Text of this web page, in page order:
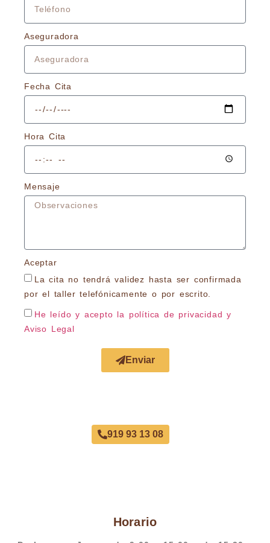
Aseguradora
Fecha Cita
Hora Cita
Mensaje
Aceptar
La cita no tendrá validez hasta ser confirmada
por el taller telefónicamente o por escrito.
He leído y acepto la política de privacidad y
Aviso Legal
Enviar
919 93 13 08
Horario